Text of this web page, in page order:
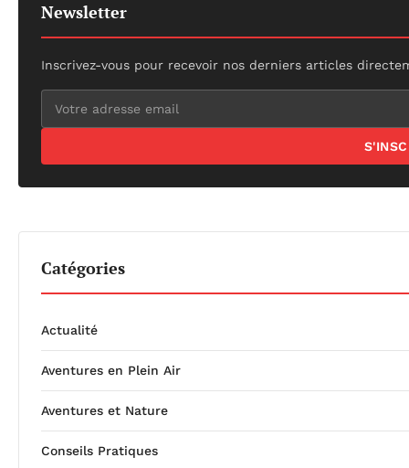
Newsletter
Inscrivez-vous pour recevoir nos derniers articles
Catégories
Actualité
Aventures en Plein Air
Aventures et Nature
Conseils Pratiques